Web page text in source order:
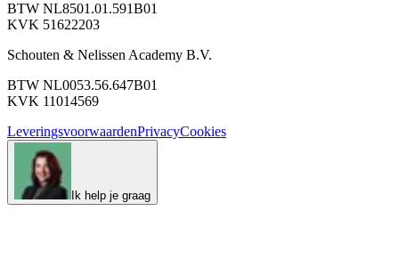
BTW NL8501.01.591B01
KVK 51622203
Schouten & Nelissen Academy B.V.
BTW NL0053.56.647B01
KVK 11014569
LeveringsvoorwaardenPrivacyCookies
Ik help je graag